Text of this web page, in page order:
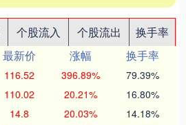
个股流入 个股流出
换手率
最新价 涨幅
换手率
116.52 396.89% 79.39%
110.02 20.21% 16.80%
14.8 20.03% 14.18%